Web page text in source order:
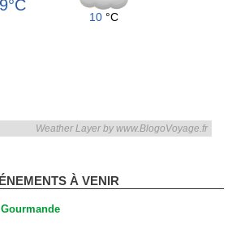
9°C
10 °C
Weather Layer by www.BlogoVoyage.fr
À VENIR